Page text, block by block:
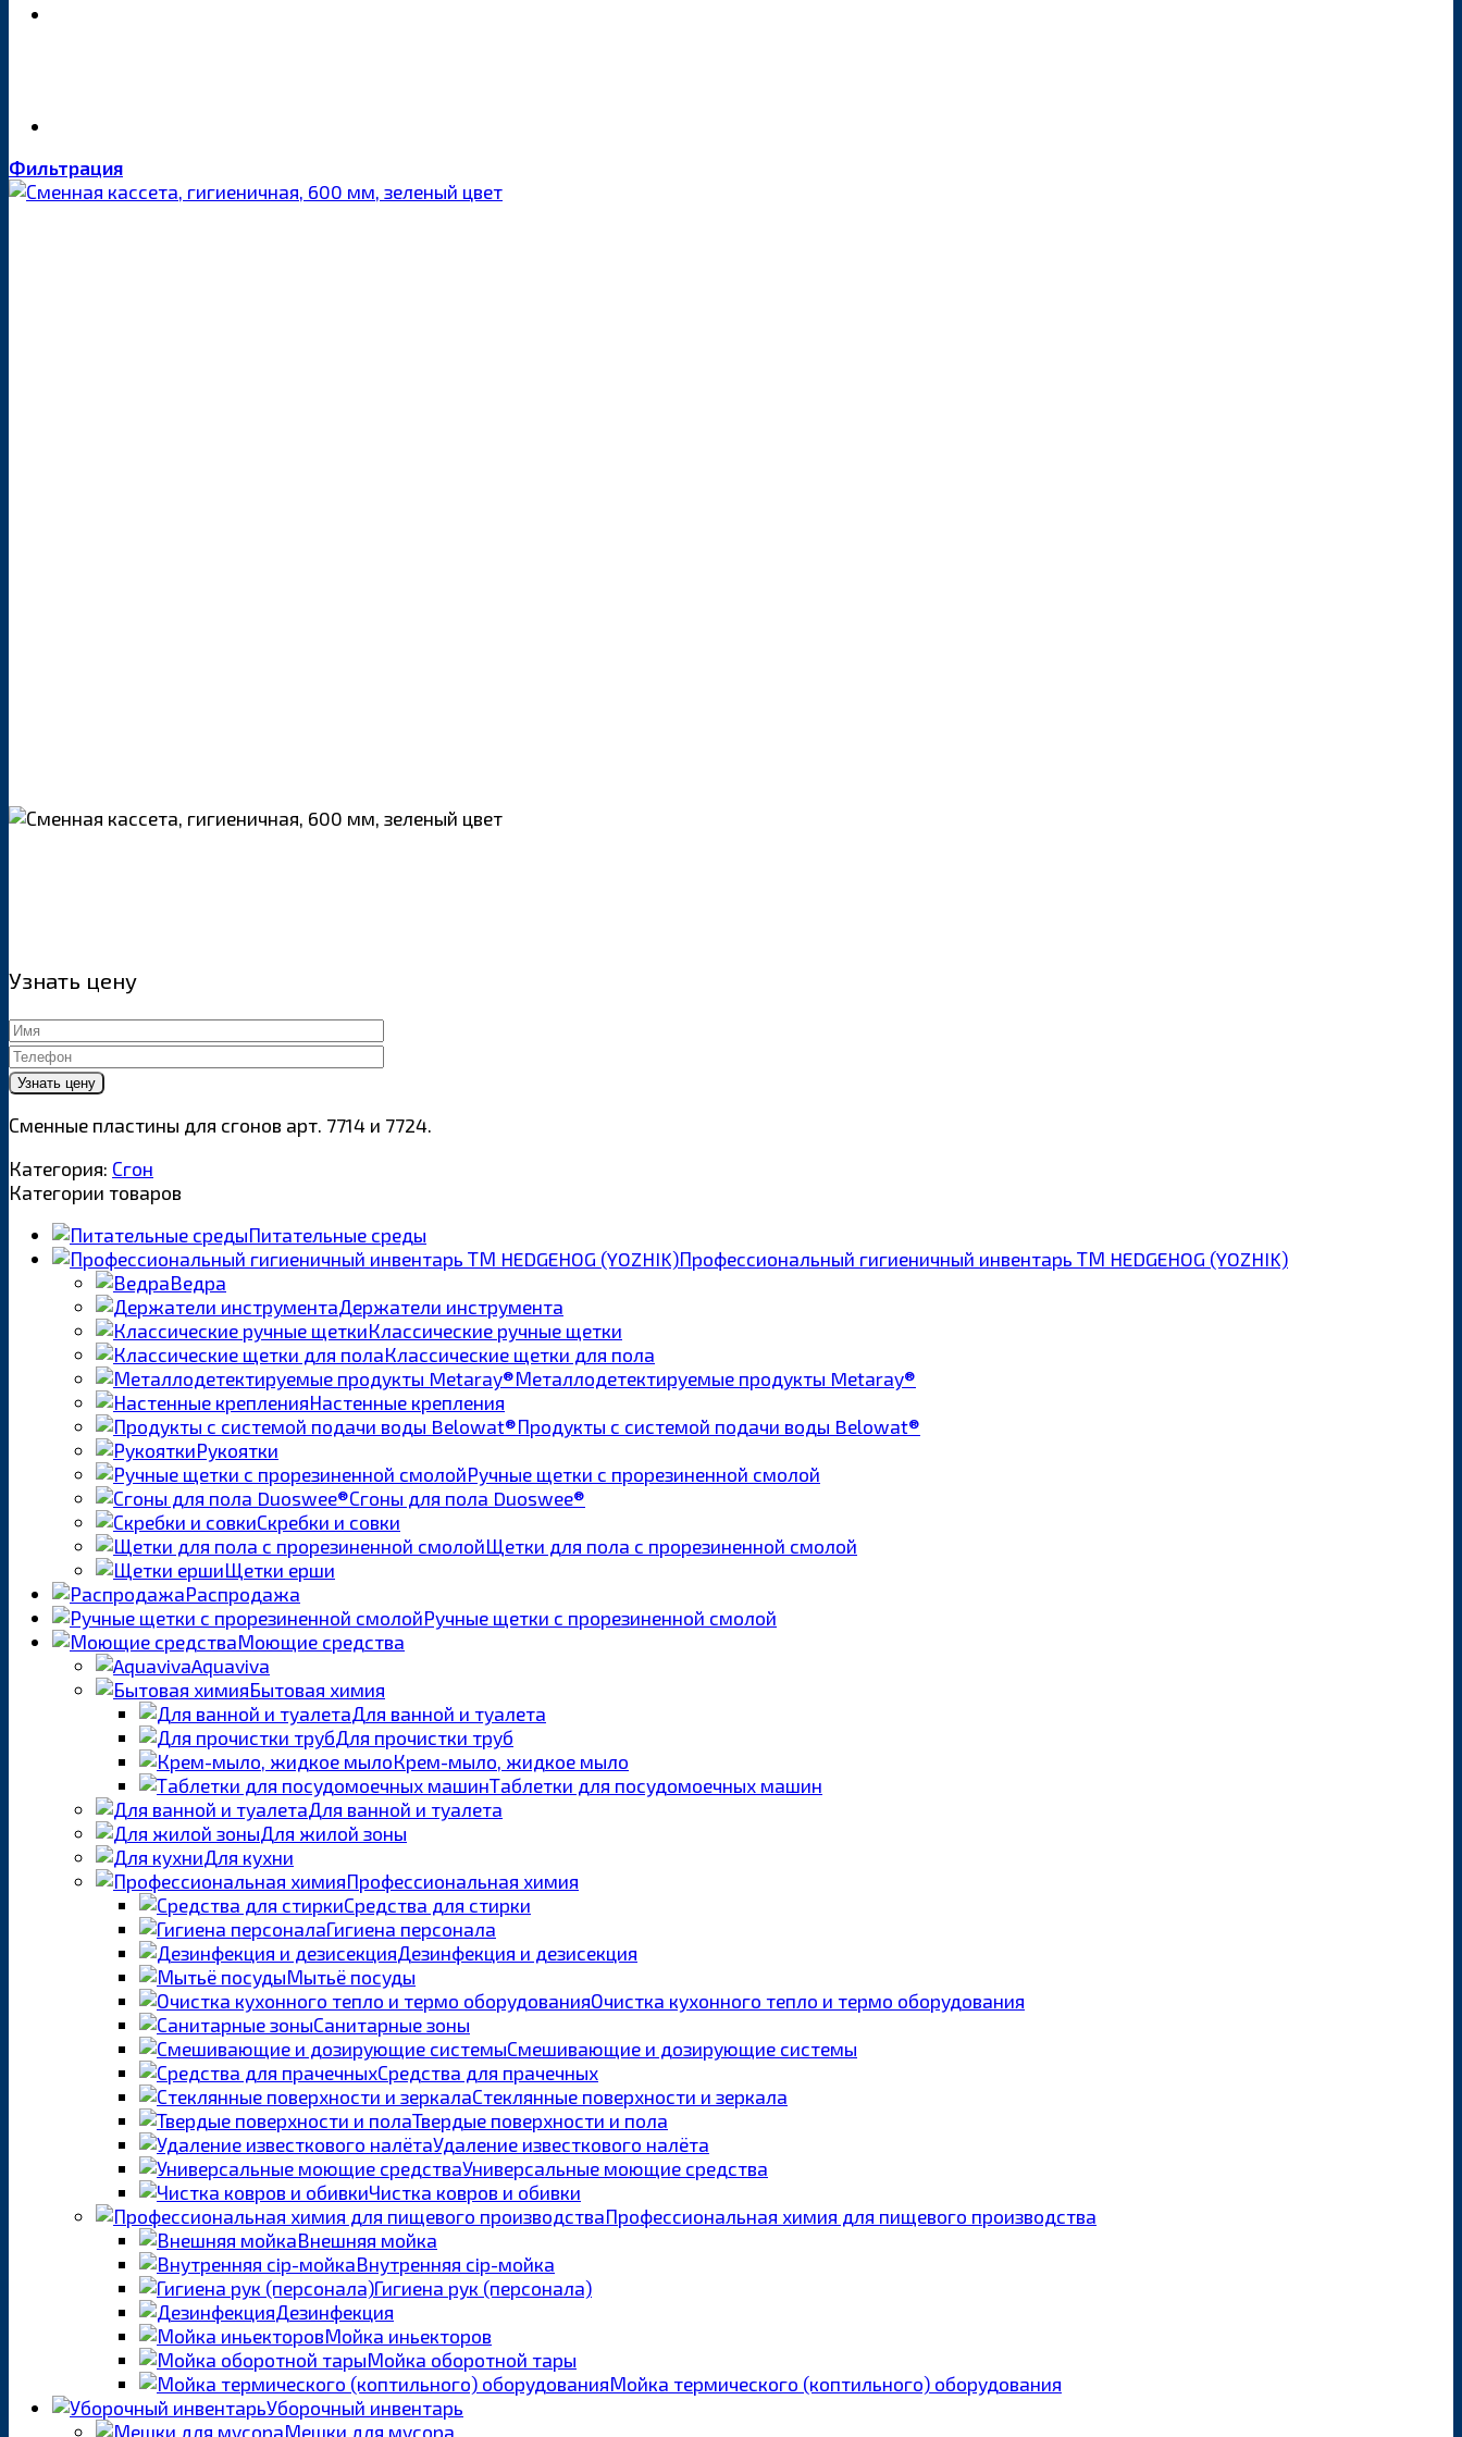
Фильтрация
Узнать цену
Сменные пластины для сгонов арт. 7714 и 7724.
Категория: Сгон
Категории товаров
Питательные среды
Профессиональный гигиеничный инвентарь ТМ HEDGEHOG (YOZHIK)
Ведра
Держатели инструмента
Классические ручные щетки
Классические щетки для пола
Металлодетектируемые продукты Metaray®
Настенные крепления
Продукты с системой подачи воды Belowat®
Рукоятки
Ручные щетки с прорезиненной смолой
Сгоны для пола Duoswee®
Скребки и совки
Щетки для пола с прорезиненной смолой
Щетки ерши
Распродажа
Ручные щетки с прорезиненной смолой
Моющие средства
Aquaviva
Бытовая химия
Для ванной и туалета
Для прочистки труб
Крем-мыло, жидкое мыло
Таблетки для посудомоечных машин
Для ванной и туалета
Для жилой зоны
Для кухни
Профессиональная химия
Средства для стирки
Гигиена персонала
Дезинфекция и дезисекция
Мытьё посуды
Очистка кухонного тепло и термо оборудования
Санитарные зоны
Смешивающие и дозирующие системы
Средства для прачечных
Стеклянные поверхности и зеркала
Твердые поверхности и пола
Удаление известкового налёта
Универсальные моющие средства
Чистка ковров и обивки
Профессиональная химия для пищевого производства
Внешняя мойка
Внутренняя cip-мойка
Гигиена рук (персонала)
Дезинфекция
Мойка иньекторов
Мойка оборотной тары
Мойка термического (коптильного) оборудования
Уборочный инвентарь
Мешки для мусора